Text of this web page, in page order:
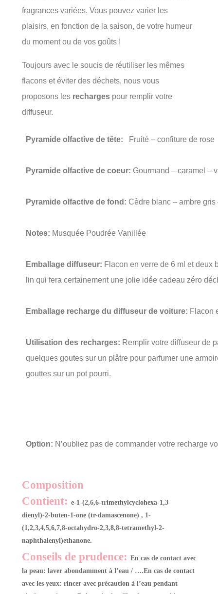
fragrances variées. Vous pouvez varier les
plaisirs, en fonction de la saison, de votre humeur
du moment ou de vos goûts !
Toujours avec le soucis de réutiliser les mêmes
flacons et éviter des déchets, nous vous
proposons les recharges pour remplir votre
diffuseur.
Pyramide olfactive de tête: Fruité – confiture de rose
Pyramide olfactive de coeur: Gourmand – caramel –
Pyramide olfactive de fond: Cèdre blanc – ambre gris
Notes: Musquée Poudrée Vanillée
Emballage diffuseur: Flacon en verre de 6 ml et deux
lin qui fera certainement une jolie idée cadeau zéro
Emballage recharge du diffuseur de voiture: Flacon
Utilisation des recharges: Remplir votre diffuseur de
quelques goutes sur un plâtre pour parfumer une
gouttes sur un pot pourri.
Option: N’oubliez pas de commander votre recharge
Composition
Contient: e-1-(2,6,6-trimethylcyclohexa-1,3-
dienyl)-2-buten-1-one (tr-damascenone) , 1-
(1,2,3,4,5,6,7,8-octahydro-2,3,8,8-tetramethyl-2-
naphthalenyl)ethanone.
Conseils de prudence: En cas de contact avec
la peau: laver abondamment à l’eau / ….En cas de contact
avec les yeux: rincer avec précaution à l’eau pendant